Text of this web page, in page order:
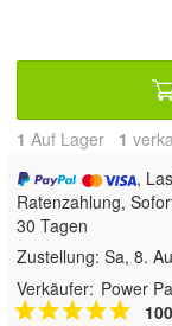
1 Auf Lager 1
,
Ratenzahlung,
30 Tagen
Zustellung: Sa, 8.
Verkäufer: Power